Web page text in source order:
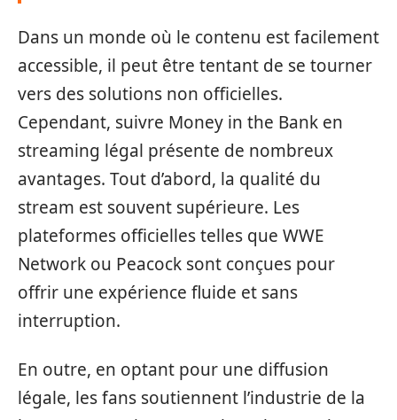
Dans un monde où le contenu est facilement
accessible, il peut être tentant de se tourner
vers des solutions non officielles.
Cependant, suivre Money in the Bank en
streaming légal présente de nombreux
avantages. Tout d’abord, la qualité du
stream est souvent supérieure. Les
plateformes officielles telles que WWE
Network ou Peacock sont conçues pour
offrir une expérience fluide et sans
interruption.
En outre, en optant pour une diffusion
légale, les fans soutiennent l’industrie de la